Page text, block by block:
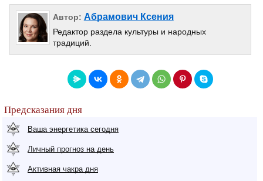
Автор: Абрамович Ксения
Редактор раздела культуры и народных
традиций.
Предсказания дня
Ваша энергетика сегодня
Личный прогноз на день
Активная чакра дня